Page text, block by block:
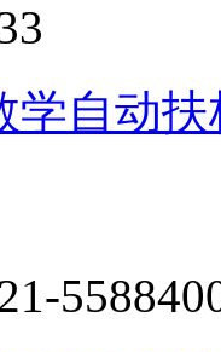
学自动扶